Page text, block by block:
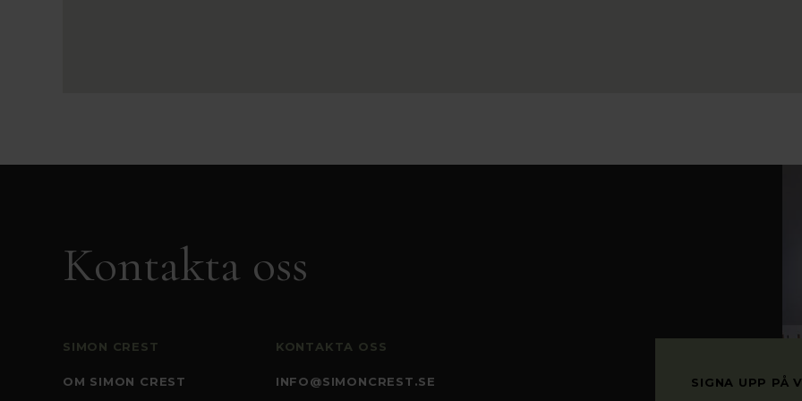
Kontakta oss
SIMON CREST
OM SIMON CREST
KONTAKTA OSS
INFO@SIMONCREST.SE SIGNA UPP PÅ